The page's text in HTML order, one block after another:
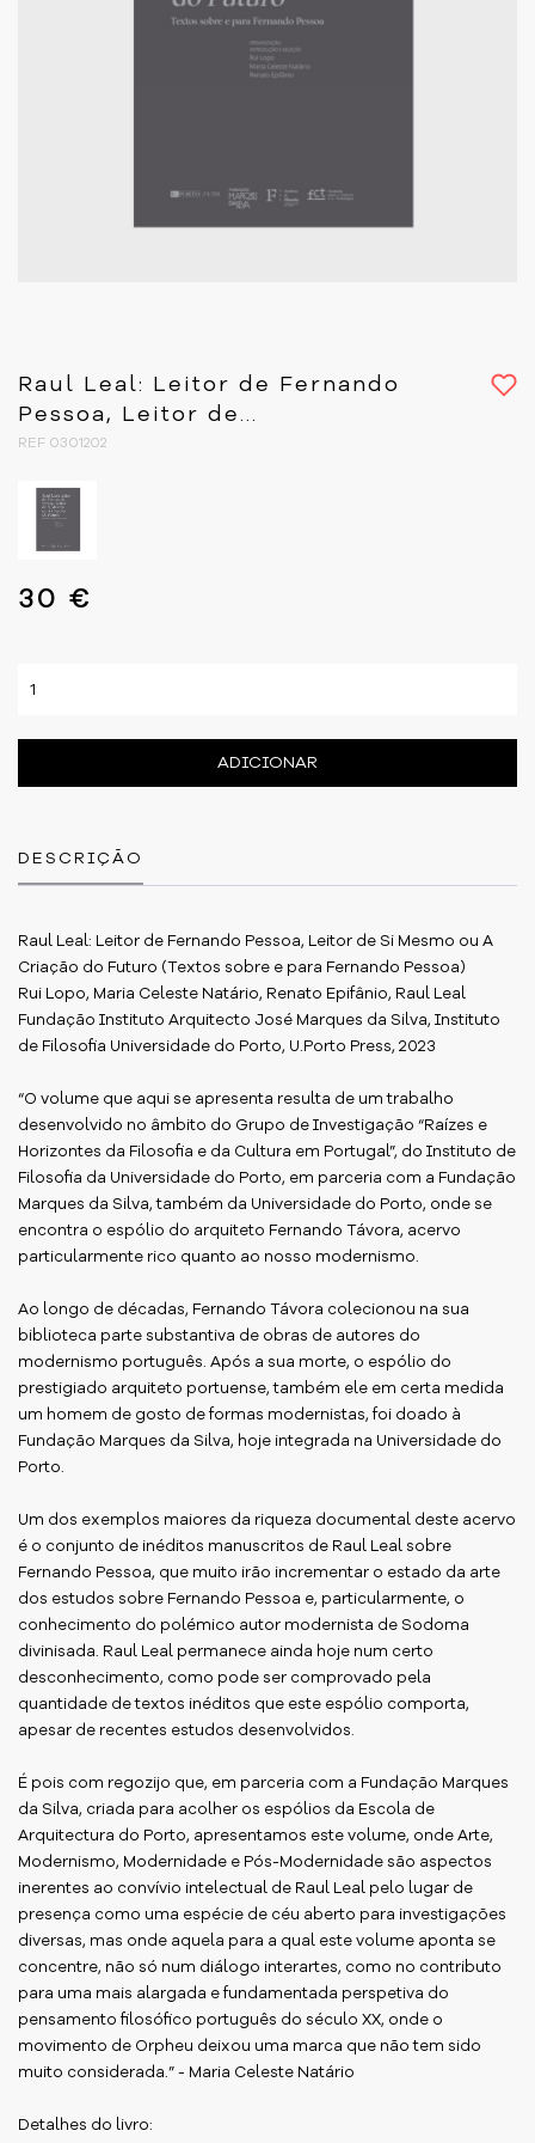
Raul Leal: Leitor de Fernando
Pessoa, Leitor de...
REF 0301202
30 €
ADICIONAR
DESCRIÇÃO
Raul Leal: Leitor de Fernando Pessoa, Leitor de Si Mesmo ou A
Criação do Futuro (Textos sobre e para Fernando Pessoa)
Rui Lopo, Maria Celeste Natário, Renato Epifânio, Raul Leal
Fundação Instituto Arquitecto José Marques da Silva, Instituto
de Filosofia Universidade do Porto, U.Porto Press, 2023
“O volume que aqui se apresenta resulta de um trabalho
desenvolvido no âmbito do Grupo de Investigação “Raízes e
Horizontes da Filosofia e da Cultura em Portugal”, do Instituto de
Filosofia da Universidade do Porto, em parceria com a Fundação
Marques da Silva, também da Universidade do Porto, onde se
encontra o espólio do arquiteto Fernando Távora, acervo
particularmente rico quanto ao nosso modernismo.
Ao longo de décadas, Fernando Távora colecionou na sua
biblioteca parte substantiva de obras de autores do
modernismo português. Após a sua morte, o espólio do
prestigiado arquiteto portuense, também ele em certa medida
um homem de gosto de formas modernistas, foi doado à
Fundação Marques da Silva, hoje integrada na Universidade do
Porto.
Um dos exemplos maiores da riqueza documental deste acervo
é o conjunto de inéditos manuscritos de Raul Leal sobre
Fernando Pessoa, que muito irão incrementar o estado da arte
dos estudos sobre Fernando Pessoa e, particularmente, o
conhecimento do polémico autor modernista de Sodoma
divinisada. Raul Leal permanece ainda hoje num certo
desconhecimento, como pode ser comprovado pela
quantidade de textos inéditos que este espólio comporta,
apesar de recentes estudos desenvolvidos.
É pois com regozijo que, em parceria com a Fundação Marques
da Silva, criada para acolher os espólios da Escola de
Arquitectura do Porto, apresentamos este volume, onde Arte,
Modernismo, Modernidade e Pós-Modernidade são aspectos
inerentes ao convívio intelectual de Raul Leal pelo lugar de
presença como uma espécie de céu aberto para investigações
diversas, mas onde aquela para a qual este volume aponta se
concentre, não só num diálogo interartes, como no contributo
para uma mais alargada e fundamentada perspetiva do
pensamento filosófico português do século XX, onde o
movimento de Orpheu deixou uma marca que não tem sido
muito considerada.” - Maria Celeste Natário
Detalhes do livro: